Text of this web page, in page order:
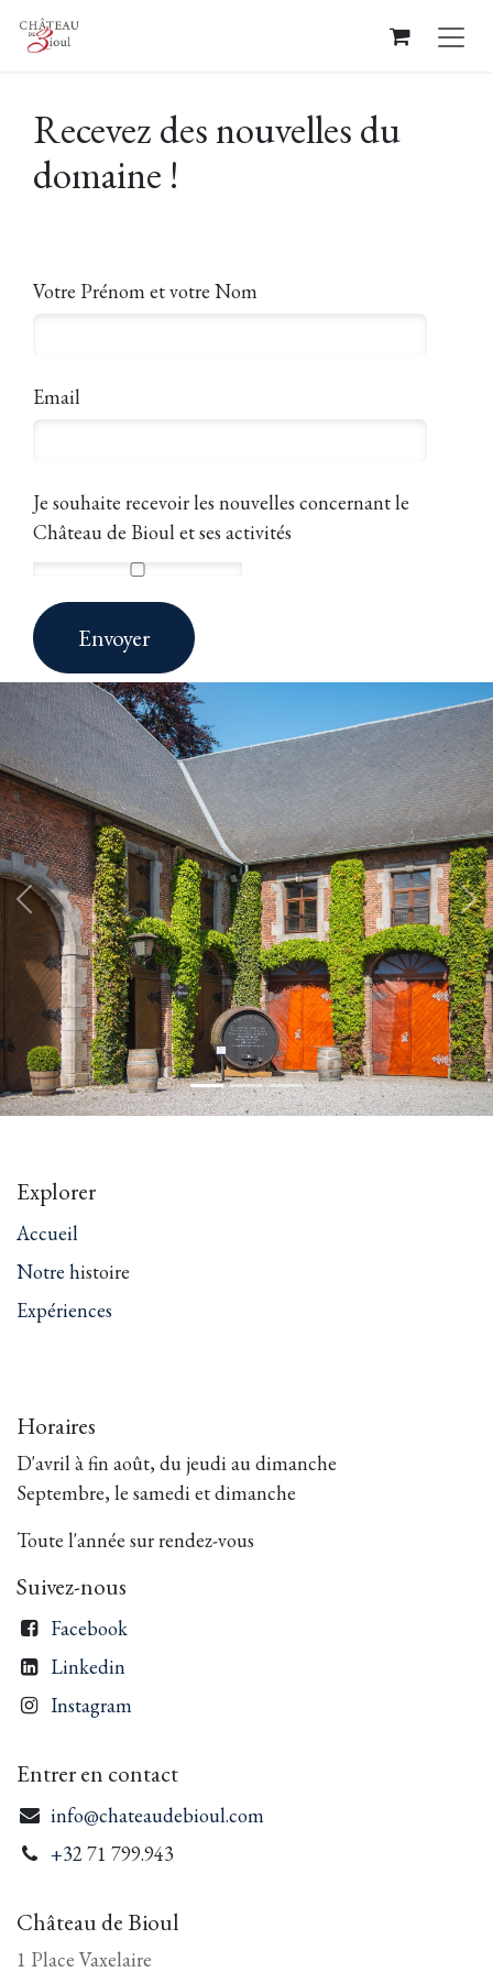
Se rendre au contenu
Recevez des nouvelles du
domaine !
Votre Prénom et votre Nom
Email
Je souhaite recevoir les nouvelles concernant le
Château de Bioul et ses activités
Envoyer
Précédent
Explorer
Accueil
Notre histoire
Expériences
Horaires
D'avril à fin août, du jeudi au dimanche
Septembre, le samedi et dimanche
Toute l'année sur rendez-vous
Suivez-nous
Facebook
Linkedin
Instagram
Entrer en contact
info@chateaudebioul.com
+32 71 799.943
Château de Bioul
1 Place Vaxelaire